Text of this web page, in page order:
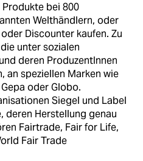
bei 800
Welthändlern, oder
Discounter kaufen. Zu
unter sozialen
deren ProduzentInnen
an speziellen Marken wie
oder Globo.
Siegel und Label
deren Herstellung genau
Fairtrade, Fair for Life,
Fair Trade